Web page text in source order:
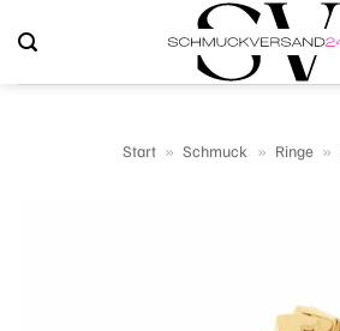
Inhalt
springen
Start » Schmuck » Ringe »